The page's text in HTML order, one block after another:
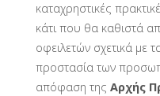
καταχρηστικές
κάτι που θα καθιστά
οφειλετών σχετικά με
προστασία των
απόφαση της Αρχής